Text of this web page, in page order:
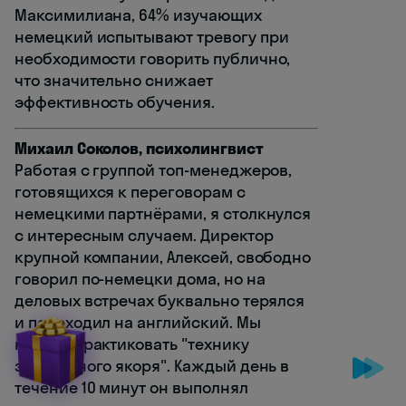
Максимилиана, 64% изучающих
немецкий испытывают тревогу при
необходимости говорить публично,
что значительно снижает
эффективность обучения.
Михаил Соколов, психолингвист
Работая с группой топ-менеджеров,
готовящихся к переговорам с
немецкими партнёрами, я столкнулся
с интересным случаем. Директор
крупной компании, Алексей, свободно
говорил по-немецки дома, но на
деловых встречах буквально терялся
и переходил на английский. Мы
начали практиковать "технику
зеркального якоря". Каждый день в
течение 10 минут он выполнял